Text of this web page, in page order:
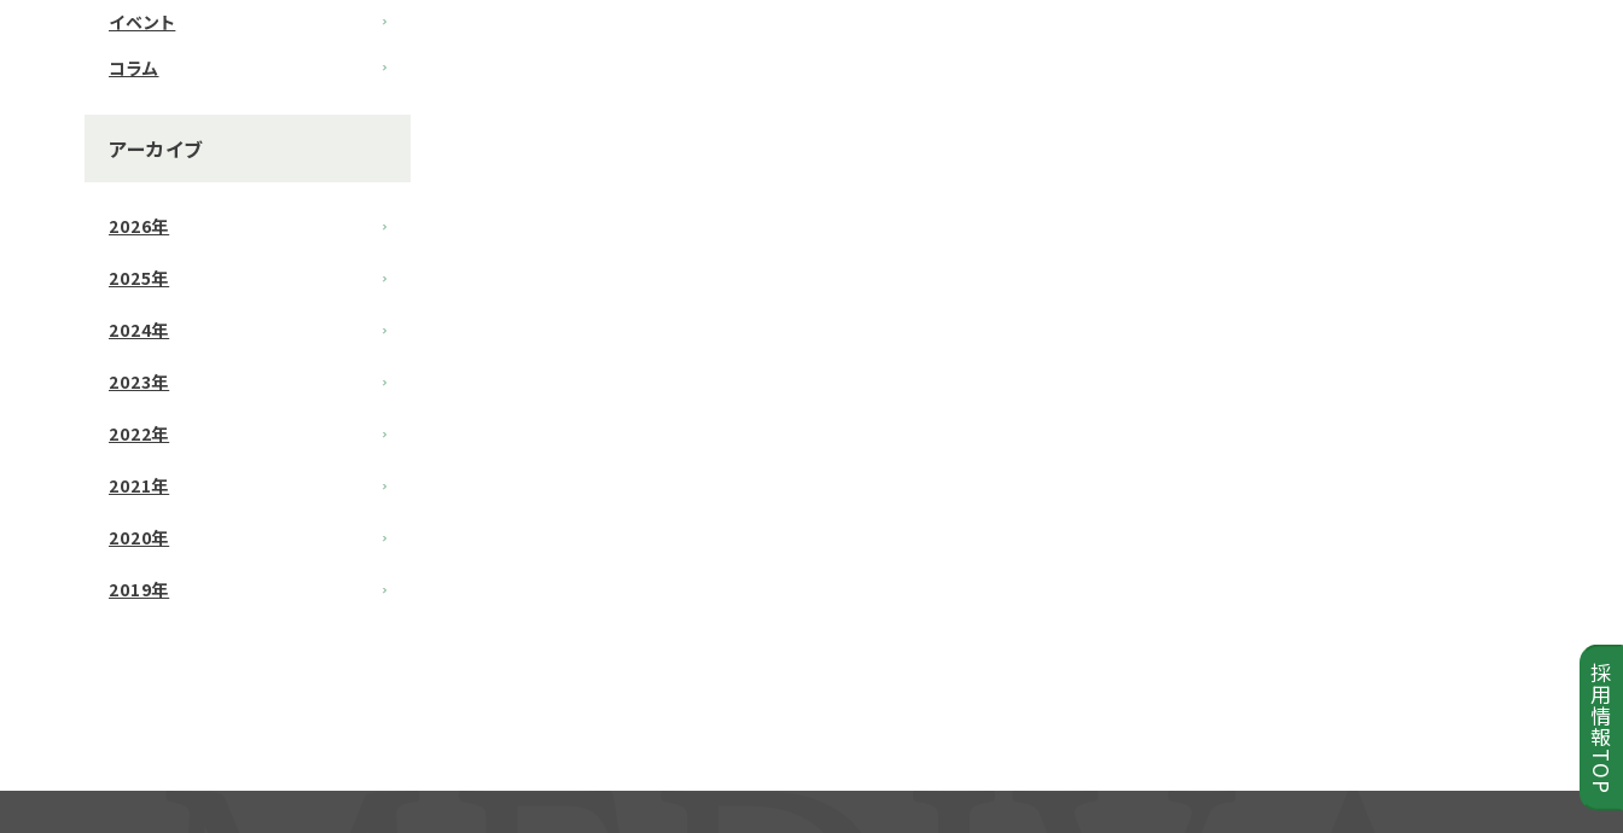
採用情報TOP
イベント
コラム
アーカイブ
2026年
2025年
2024年
2023年
2022年
2021年
2020年
2019年